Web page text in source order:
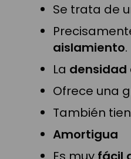
Se trata de
aislamiento.
La densidad
Ofrece una
También
Amortigua